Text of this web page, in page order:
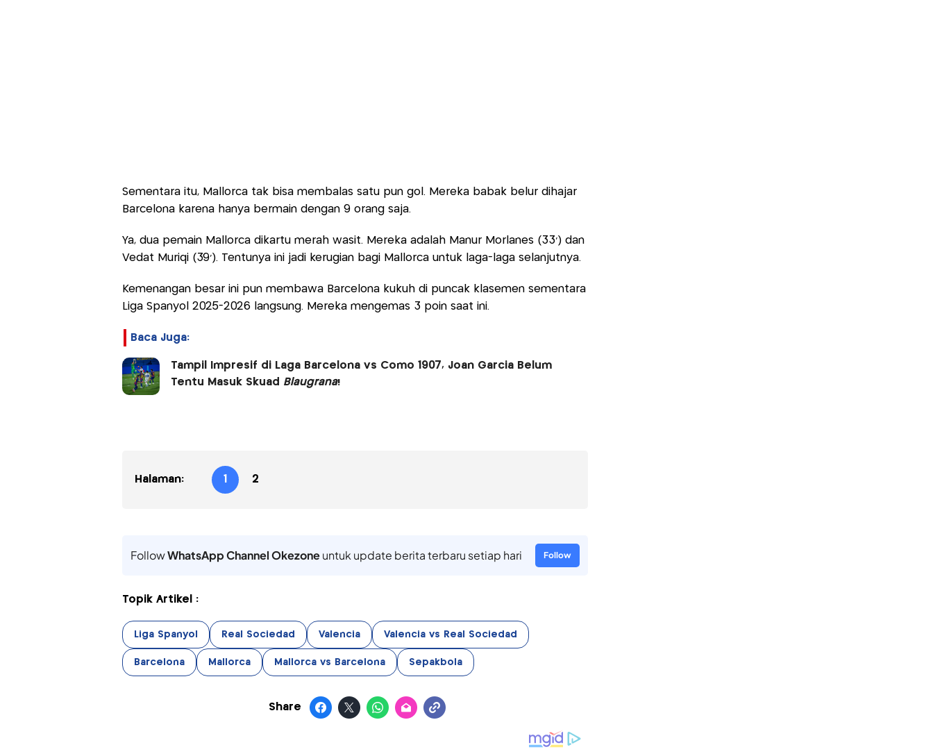
Sementara itu, Mallorca tak bisa membalas satu pun gol. Mereka babak belur dihajar
Barcelona karena hanya bermain dengan 9 orang saja.
Ya, dua pemain Mallorca dikartu merah wasit. Mereka adalah Manur Morlanes (33’) dan
Vedat Muriqi (39’). Tentunya ini jadi kerugian bagi Mallorca untuk laga-laga selanjutnya.
Kemenangan besar ini pun membawa Barcelona kukuh di puncak klasemen sementara
Liga Spanyol 2025-2026 langsung. Mereka mengemas 3 poin saat ini.
Baca Juga:
Tampil Impresif di Laga Barcelona vs Como 1907, Joan Garcia Belum
Tentu Masuk Skuad Blaugrana!
Halaman: 1 2
FollowWhatsApp Channel Okezoneuntuk update berita terbaru setiap hari Follow
Topik Artikel :
Liga Spanyol Real Sociedad Valencia Valencia vs Real Sociedad
Barcelona Mallorca Mallorca vs Barcelona Sepakbola
Share